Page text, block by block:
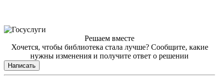
Решаем вместе
Хочется, чтобы библиотека стала лучше? Сообщите, какие
нужны изменения и получите ответ о решении
Написать